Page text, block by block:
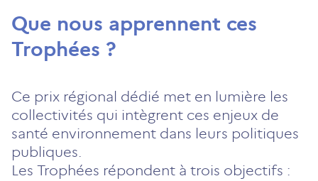
Que nous apprennent ces
Trophées ?
Ce prix régional dédié met en lumière les
collectivités qui intègrent ces enjeux de
santé environnement dans leurs politiques
publiques.
Les Trophées répondent à trois objectifs :